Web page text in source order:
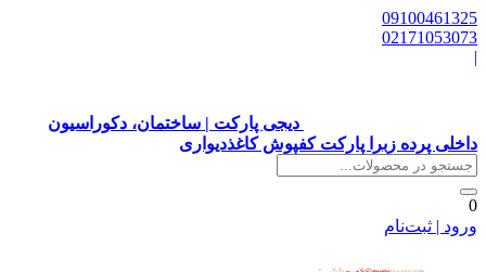
09100461325
02171053073
|
دیجی پارکت | ساختمان، دکوراسیون
داخلی پرده زبرا پارکت کفپوش کاغذدیواری
0
ورود | ثبت‌نام